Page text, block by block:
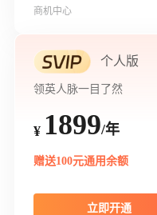
商机中心
个人版
领英人脉一目了然
¥ 1899/年
赠送100元通用余额
立即开通